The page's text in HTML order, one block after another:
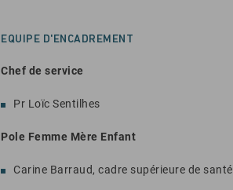
EQUIPE D'ENCADREMENT
Chef de service
Pr Loïc Sentilhes
Pole Femme Mère Enfant
Carine Barraud, cadre supérieure de santé